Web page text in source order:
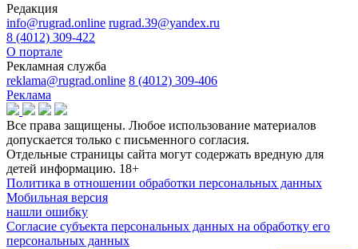
Редакция
info@rugrad.online rugrad.39@yandex.ru
8 (4012) 309-422
О портале
Рекламная служба
reklama@rugrad.online 8 (4012) 309-406
Реклама
Все права защищены. Любое использование материалов
допускается только с письменного согласия.
Отдельные страницы сайта могут содержать вредную для
детей информацию. 18+
Политика в отношении обработки персональных данных
Мобильная версия
нашли ошибку
Согласие субъекта персональных данных на обработку его
персональных данных